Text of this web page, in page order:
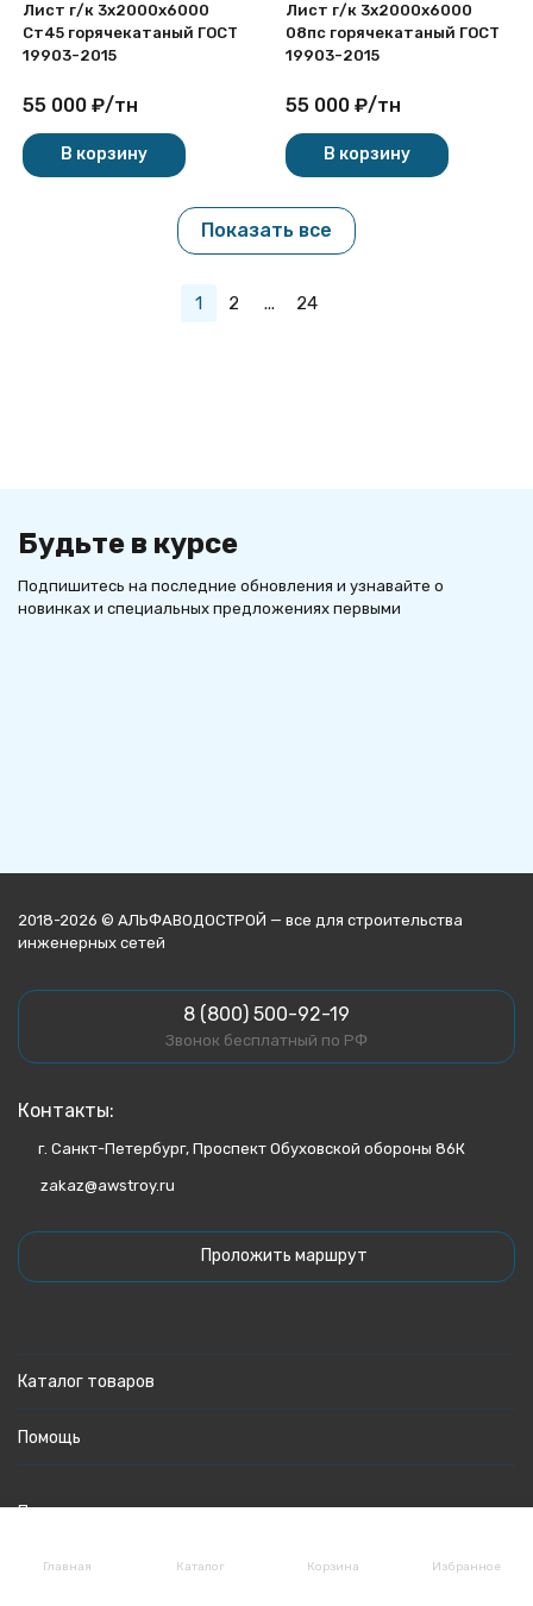
Лист г/к 3х2000x6000
Ст45 горячекатаный ГОСТ
19903-2015
55 000 ₽/тн
В корзину
Лист г/к 3х2000x6000
08пс горячекатаный ГОСТ
19903-2015
55 000 ₽/тн
В корзину
Показать все
1 2 ... 24
Будьте в курсе
Подпишитесь на последние обновления и узнавайте о
новинках и специальных предложениях первыми
Главная Каталог Корзина Избранное
2018-2026 © АЛЬФАВОДОСТРОЙ — все для строительства
инженерных сетей
8 (800) 500-92-19
Звонок бесплатный по РФ
Контакты:
г. Санкт-Петербург, Проспект Обуховской обороны 86К
zakaz@awstroy.ru
Проложить маршрут
Каталог товаров
Помощь
Политика персональных данных